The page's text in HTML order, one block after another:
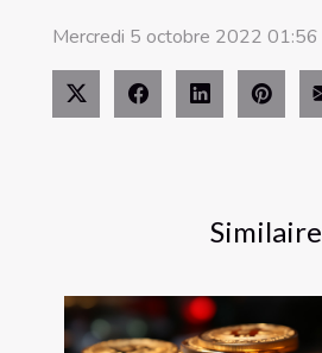
Similaire
Mercredi 5 octobre 2022 01:56